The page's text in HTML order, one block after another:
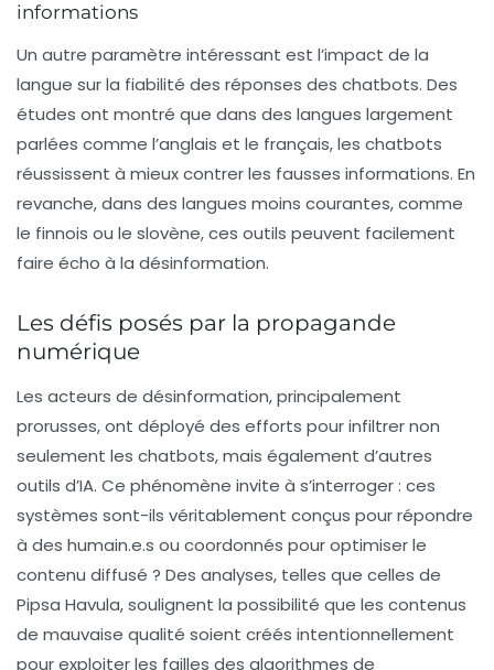
informations
Un autre paramètre intéressant est l’impact de la
langue sur la fiabilité des réponses des chatbots. Des
études ont montré que dans des langues largement
parlées comme l’anglais et le français, les chatbots
réussissent à mieux contrer les fausses informations. En
revanche, dans des langues moins courantes, comme
le finnois ou le slovène, ces outils peuvent facilement
faire écho à la désinformation.
Les défis posés par la propagande
numérique
Les acteurs de désinformation, principalement
prorusses, ont déployé des efforts pour infiltrer non
seulement les chatbots, mais également d’autres
outils d’IA. Ce phénomène invite à s’interroger : ces
systèmes sont-ils véritablement conçus pour répondre
à des humain.e.s ou coordonnés pour optimiser le
contenu diffusé ? Des analyses, telles que celles de
Pipsa Havula, soulignent la possibilité que les contenus
de mauvaise qualité soient créés intentionnellement
pour exploiter les failles des algorithmes de